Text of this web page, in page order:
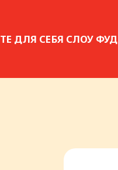
ДЛЯ СЕБЯ СЛОУ ФУД